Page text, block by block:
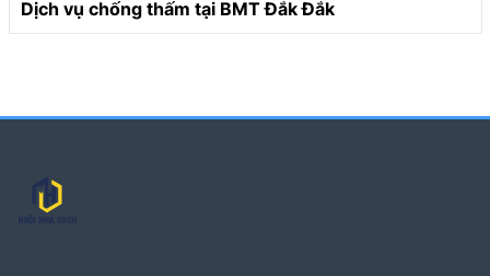
Dịch vụ chống thấm tại BMT Đắk Đắk